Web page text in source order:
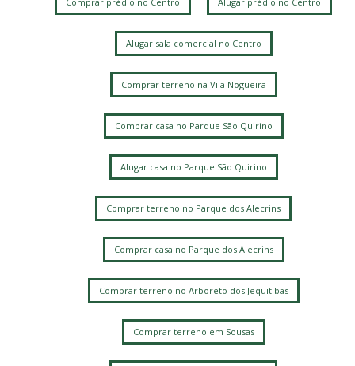
Alugar sala comercial no Centro
Comprar terreno na Vila Nogueira
Comprar casa no Parque São Quirino
Alugar casa no Parque São Quirino
Comprar terreno no Parque dos Alecrins
Comprar casa no Parque dos Alecrins
Comprar terreno no Arboreto dos Jequitibas
Comprar terreno em Sousas